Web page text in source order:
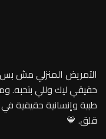
التمريض المنزلي مش
حقيقي ليك وللي بتحبه.
قلق. 💙